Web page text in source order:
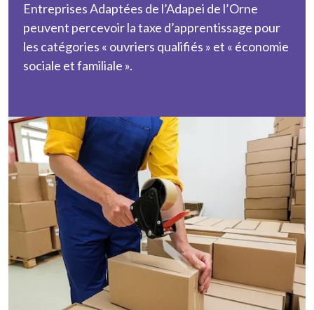
Entreprises Adaptées de l’Adapei de l’Orne
peuvent percevoir la taxe d’apprentissage pour
les catégories « ouvriers qualifiés » et « économie
sociale et familiale ».